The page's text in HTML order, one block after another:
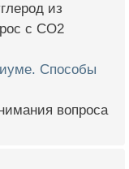
из
с СО2
Способы
вопроса